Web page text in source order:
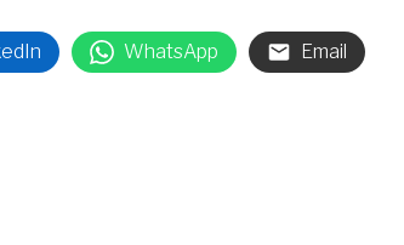
WhatsApp Email